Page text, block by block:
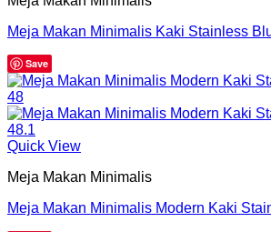
Meja Makan Minimalis Kaki Stainless
Save
Quick View
Meja Makan Minimalis
Meja Makan Minimalis Modern Kaki